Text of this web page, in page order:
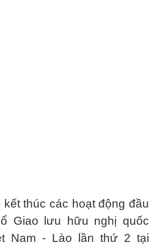
thúc các hoạt động đầu
Giao lưu hữu nghị quốc
Nam - Lào lần thứ 2 tại